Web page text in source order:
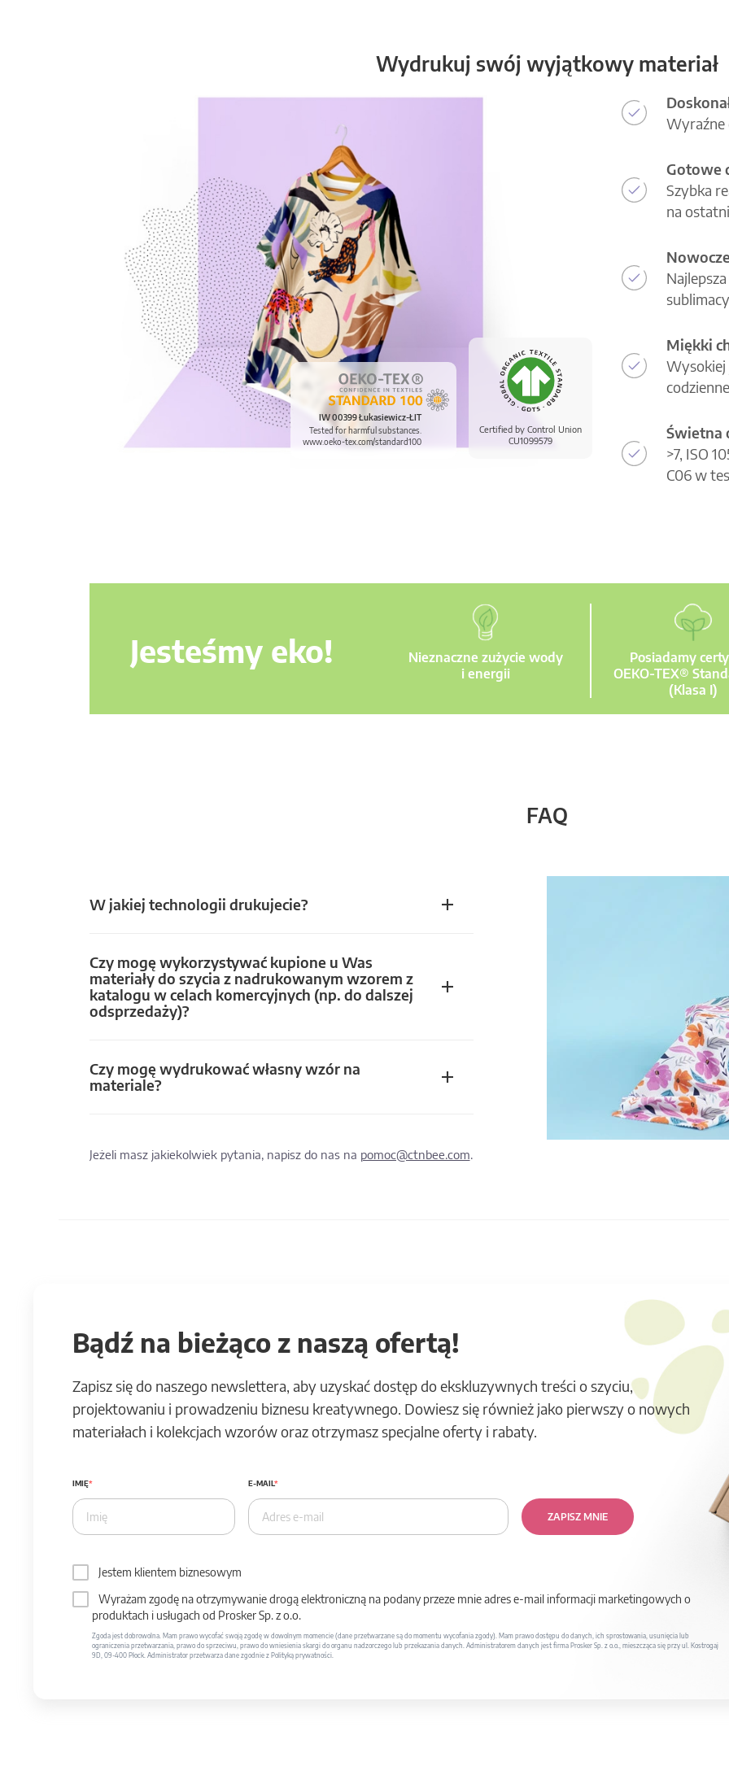
Wydrukuj swój wyjątkowy materiał
Certified by Control Union
CU1099579
IW 00399 Łukasiewicz-ŁIT
Tested for harmful substances.
www.oeko-tex.com/standard100
Wyraźne
Gotowe
Szybka
na
Miękki
Wysokiej
Świetna
>7, ISO
C06 w
Jesteśmy eko!
Nieznaczne zużycie wody
i energii
Posiadamy
OEKO-TEX®
(Klasa I)
FAQ
W jakiej technologii drukujecie?
Czy mogę wykorzystywać kupione u Was
materiały do szycia z nadrukowanym wzorem z
katalogu w celach komercyjnych (np. do dalszej
odsprzedaży)?
Czy mogę wydrukować własny wzór na
materiale?
Jeżeli masz jakiekolwiek pytania, napisz do nas na pomoc@ctnbee.com.
Bądź na bieżąco z naszą ofertą!
Zapisz się do naszego newslettera, aby uzyskać dostęp do ekskluzywnych treści o szyciu,
projektowaniu i prowadzeniu biznesu kreatywnego. Dowiesz się również jako pierwszy o nowych
materiałach i kolekcjach wzorów oraz otrzymasz specjalne oferty i rabaty.
IMIĘ E-MAIL
ZAPISZ MNIE
Jestem klientem biznesowym
Wyrażam zgodę na otrzymywanie drogą elektroniczną na podany przeze mnie adres e-mail informacji marketingowych o
produktach i usługach od Prosker Sp. z o.o.
Zgoda jest dobrowolna. Mam prawo wycofać swoją zgodę w dowolnym momencie (dane przetwarzane są do momentu wycofania zgody). Mam prawo dostępu do danych, ich sprostowania, usunięcia lub
ograniczenia przetwarzania, prawo do sprzeciwu, prawo do wniesienia skargi do organu nadzorczego lub przekazania danych. Administratorem danych jest firma Prosker Sp. z o.o., mieszcząca się przy ul. Kostrogaj
9D, 09-400 Płock. Administrator przetwarza dane zgodnie z Polityką prywatności.